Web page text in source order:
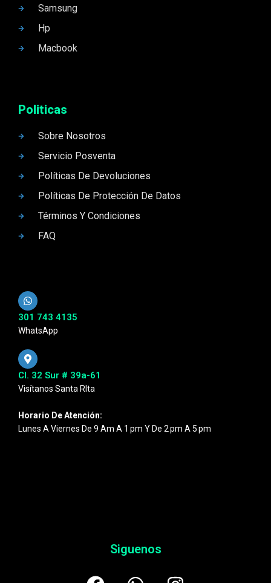
Samsung
Hp
Macbook
Politicas
Sobre Nosotros
Servicio Posventa
Políticas De Devoluciones
Políticas De Protección De Datos
Términos Y Condiciones
FAQ
301 743 4135
WhatsApp
Cl. 32 Sur # 39a-61
Visítanos Santa RIta
Horario De Atención:
Lunes A Viernes De 9 Am A 1 Pm Y De 2 Pm A 5 Pm
Siguenos